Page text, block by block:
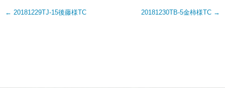
Post
← 20181229TJ-15後藤様TC 20181230TB-5金柿様TC →